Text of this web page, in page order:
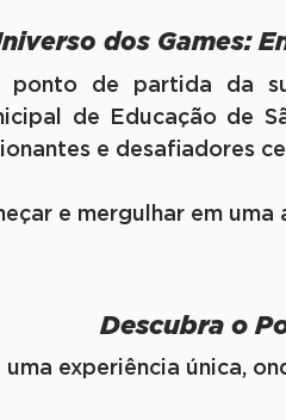
dos Games:
ponto de partida da
de Educação de
e desafiadores
e mergulhar em
Descubra o
experiência única,